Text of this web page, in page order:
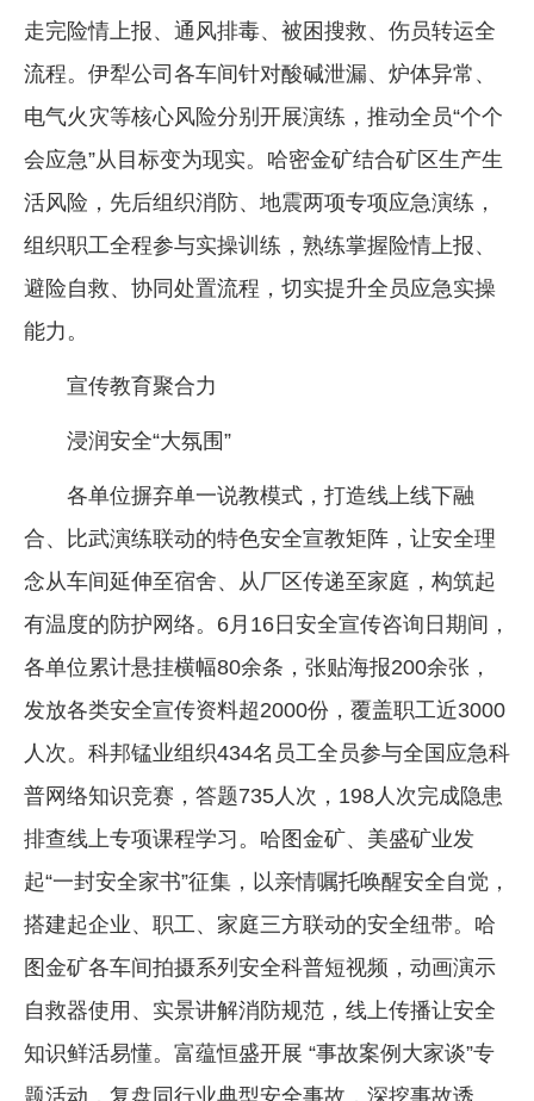
走完险情上报、通风排毒、被困搜救、伤员转运全
流程。伊犁公司各车间针对酸碱泄漏、炉体异常、
电气火灾等核心风险分别开展演练，推动全员“个个
会应急”从目标变为现实。哈密金矿结合矿区生产生
活风险，先后组织消防、地震两项专项应急演练，
组织职工全程参与实操训练，熟练掌握险情上报、
避险自救、协同处置流程，切实提升全员应急实操
能力。
宣传教育聚合力
浸润安全“大氛围”
各单位摒弃单一说教模式，打造线上线下融
合、比武演练联动的特色安全宣教矩阵，让安全理
念从车间延伸至宿舍、从厂区传递至家庭，构筑起
有温度的防护网络。6月16日安全宣传咨询日期间，
各单位累计悬挂横幅80余条，张贴海报200余张，
发放各类安全宣传资料超2000份，覆盖职工近3000
人次。科邦锰业组织434名员工全员参与全国应急科
普网络知识竞赛，答题735人次，198人次完成隐患
排查线上专项课程学习。哈图金矿、美盛矿业发
起“一封安全家书”征集，以亲情嘱托唤醒安全自觉，
搭建起企业、职工、家庭三方联动的安全纽带。哈
图金矿各车间拍摄系列安全科普短视频，动画演示
自救器使用、实景讲解消防规范，线上传播让安全
知识鲜活易懂。富蕴恒盛开展 “事故案例大家谈”专
题活动，复盘同行业典型安全事故，深挖事故诱